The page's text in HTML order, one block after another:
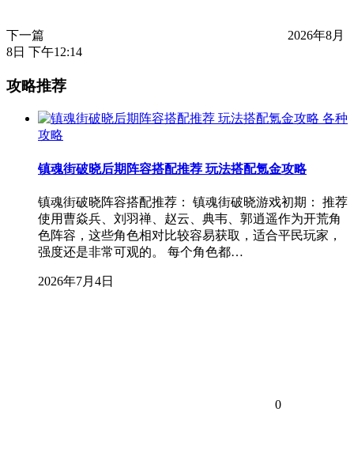
下一篇
2026年8月
8日 下午12:14
攻略推荐
各种
攻略
镇魂街破晓后期阵容搭配推荐 玩法搭配氪金攻略
镇魂街破晓阵容搭配推荐： 镇魂街破晓游戏初期： 推荐
使用曹焱兵、刘羽禅、赵云、典韦、郭逍遥作为开荒角
色阵容，这些角色相对比较容易获取，适合平民玩家，
强度还是非常可观的。 每个角色都…
2026年7月4日
0